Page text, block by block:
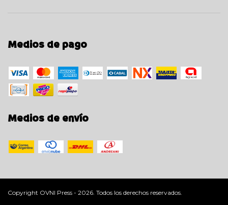
Medios de pago
Medios de envío
Copyright OVNI Press - 2026. Todos los derechos reservados.